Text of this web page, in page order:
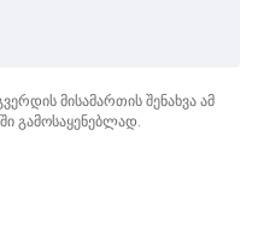
მისამართის შენახვა ამ
გამოსაყენებლად.